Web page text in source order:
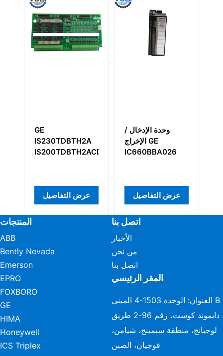
الإخراج GE
IC660BBA026
عرض التفاصيل
GE
IS200AEGIH1BBR2
عرض التفاصيل
المنتجات
ABB
Bently Nevada
Emerson
EPRO
FOXBORO
GE
HIMA
Honeywell
ICS Triplex
اتصل بنا
الأخبار
من نحن
اتصل بنا
المقر الرئيسي
العنوان: الوحدة 1503-4 المبنى B
دايموند كوست، رقم 96-2 طريق
لوجيانج، منطقة سيمينج، شيامن،
فوجيان، الصين